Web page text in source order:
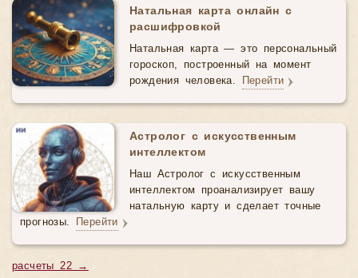
Натальная карта онлайн с
расшифровкой
Натальная карта — это персональный
гороскоп, построенный на момент
рождения человека. Перейти
Астролог с искусственным
интеллектом
Наш Астролог с искусственным
интеллектом проанализирует вашу
натальную карту и сделает точные
прогнозы. Перейти
расчеты 22 →